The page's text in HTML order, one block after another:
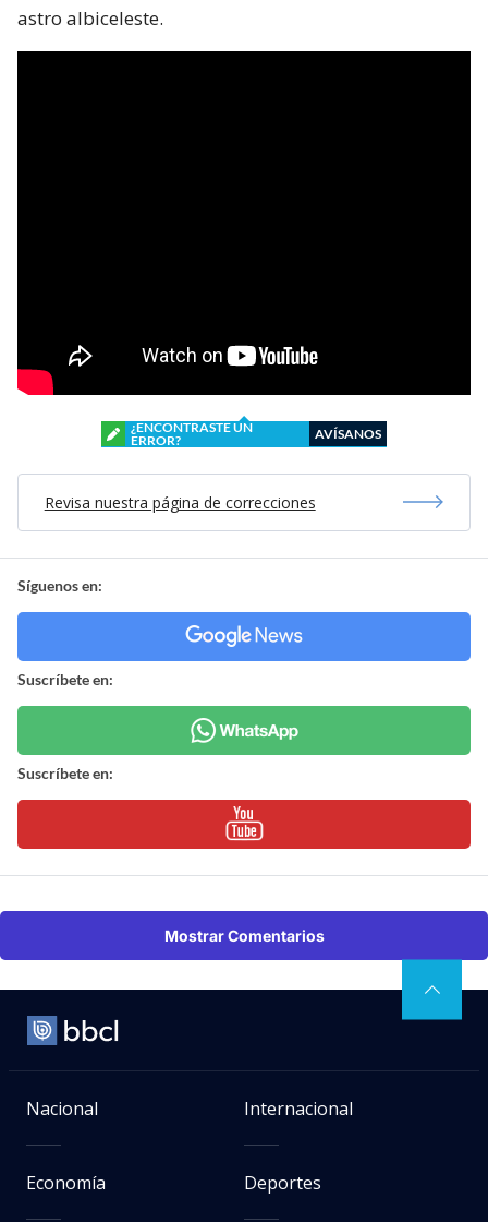
astro albiceleste.
¿ENCONTRASTE UN
ERROR?
AVÍSANOS
Revisa nuestra página de correcciones
Síguenos en:
Suscríbete en:
Suscríbete en:
Mostrar Comentarios
Nacional Internacional
Economía Deportes